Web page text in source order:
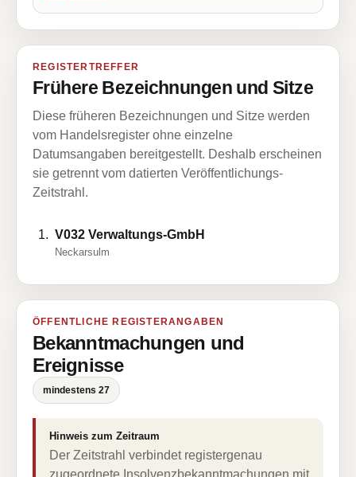
REGISTERTREFFER
Frühere Bezeichnungen und Sitze
Diese früheren Bezeichnungen und Sitze werden
vom Handelsregister ohne einzelne
Datumsangaben bereitgestellt. Deshalb erscheinen
sie getrennt vom datierten Veröffentlichungs-
Zeitstrahl.
V032 Verwaltungs-GmbH
Neckarsulm
ÖFFENTLICHE REGISTERANGABEN
Bekanntmachungen und
Ereignisse
mindestens 27
Hinweis zum Zeitraum
Der Zeitstrahl verbindet registergenau
zugeordnete Insolvenzbekanntmachungen mit